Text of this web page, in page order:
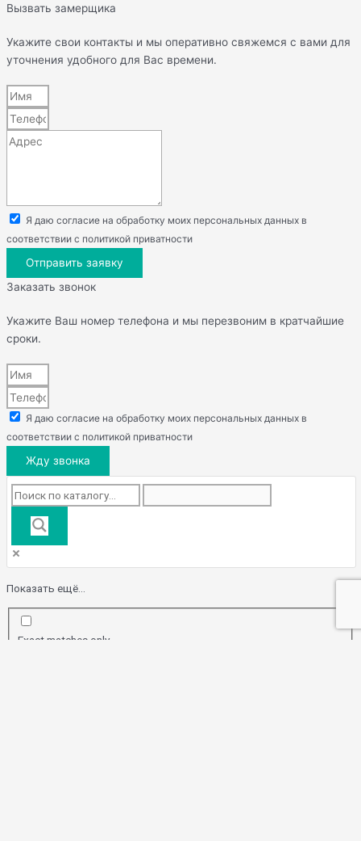
Вызвать замерщика
Укажите свои контакты и мы оперативно свяжемся с вами для
уточнения удобного для Вас времени.
Я даю согласие на обработку моих персональных данных в
соответствии с политикой приватности
Отправить заявку
Заказать звонок
Укажите Ваш номер телефона и мы перезвоним в кратчайшие
сроки.
Я даю согласие на обработку моих персональных данных в
соответствии с политикой приватности
Жду звонка
Показать ещё...
Exact matches only